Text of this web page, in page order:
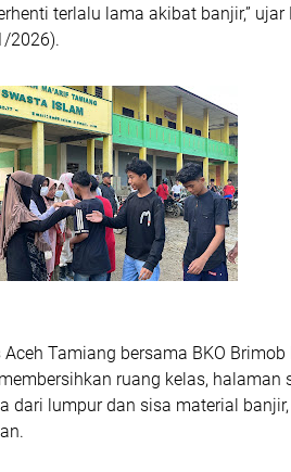
terlalu lama akibat banjir,” ujar
2026).
Tamiang bersama BKO Brimob
ruang kelas, halaman
dari lumpur dan sisa material